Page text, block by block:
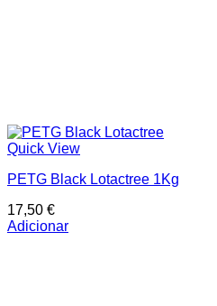
Quick View
PETG Black Lotactree 1Kg
17,50 €
Adicionar